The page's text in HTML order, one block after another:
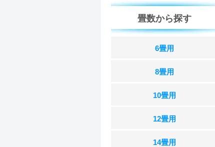
畳数から探す
6畳用
8畳用
10畳用
12畳用
14畳用